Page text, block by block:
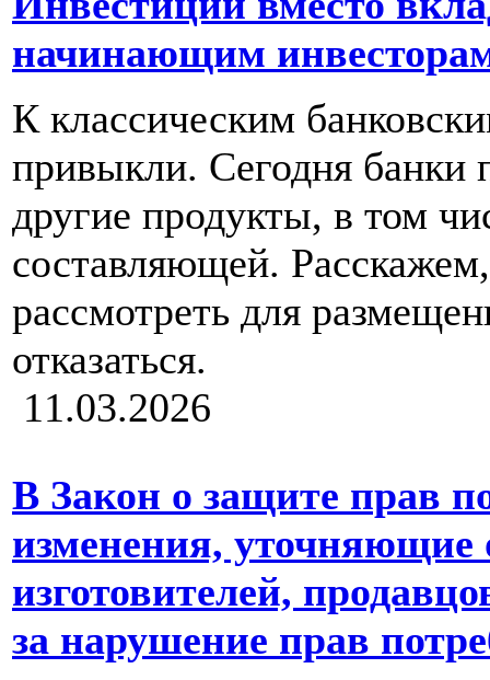
начинающим
К классическим
привыкли. Сегодня банки
другие продукты, в том
составляющей.
рассмотреть для
отказаться.
11.03.2026
В Закон о защите прав
изменения, уточняющие
изготовителей,
за нарушение прав